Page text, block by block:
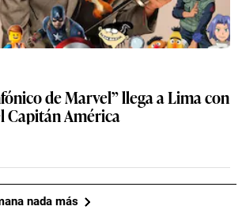
de Marvel” llega a Lima con
Capitán América
nada más